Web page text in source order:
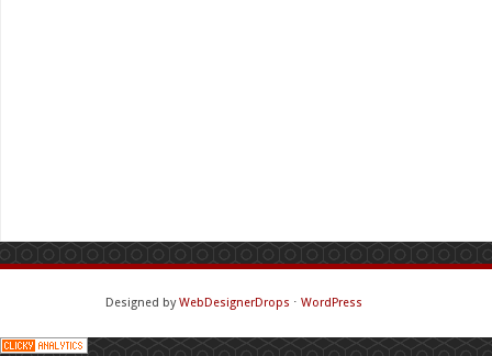
Designed byWebDesignerDrops ⋅ WordPress